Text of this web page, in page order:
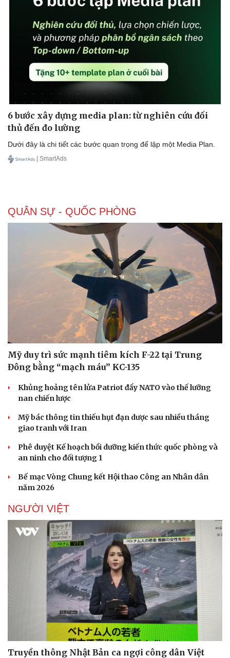
Thể thao
Bóng đá
Lịch thi đấu bóng đá
Thế giới thể thao
eSports
Hậu trường
Ô tô - Xe máy
Ô tô
Tư vấn
6 bước xây dựng media plan: từ nghiên cứu đối
thủ đến đo lường
Dưới đây là chi tiết các bước quan trọng để lập một Media Plan.
| SmartAds
QUÂN SỰ - QUỐC PHÒNG
Mỹ duy trì sức mạnh tiêm kích F-22 tại Trung
Đông bằng “mạch máu” KC-135
Khủng hoảng tên lửa Patriot đẩy NATO vào thế lưỡng
nan chiến lược
Mỹ bác thông tin thiếu hụt đạn dược sau nhiều tháng
giao tranh với Iran
Phê duyệt Kế hoạch bồi dưỡng kiến thức quốc phòng và
an ninh cho đối tượng 1
Bế mạc Vòng Chung kết Hội thao Công an Nhân dân
năm 2026
NGƯỜI VIỆT
Truyền thông Nhật Bản ca ngợi công dân Việt